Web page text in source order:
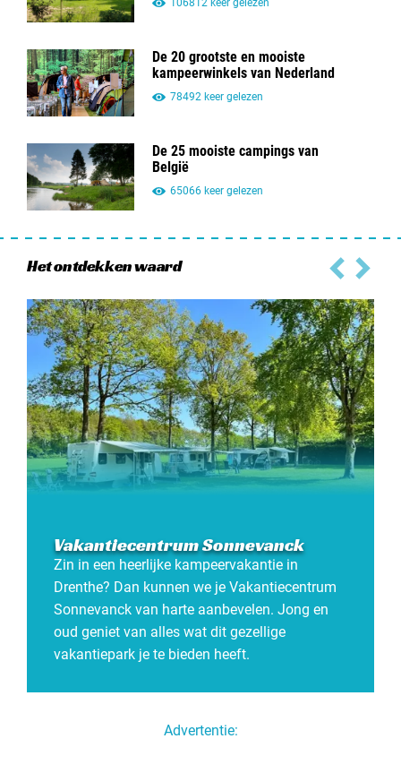
106812 keer gelezen
De 20 grootste en mooiste
kampeerwinkels van Nederland
78492 keer gelezen
De 25 mooiste campings van
België
65066 keer gelezen
Het ontdekken waard
Vakantiecentrum Sonnevanck
Zin in een heerlijke kampeervakantie in
Drenthe? Dan kunnen we je Vakantiecentrum
Sonnevanck van harte aanbevelen. Jong en
oud geniet van alles wat dit gezellige
vakantiepark je te bieden heeft.
Advertentie: